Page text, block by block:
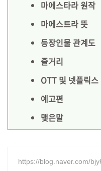
마에스타라 원작
마에스트라 뜻
등장인물 관계도
줄거리
OTT 및 넷플릭스
예고편
맺은말
https://blog.naver.com/